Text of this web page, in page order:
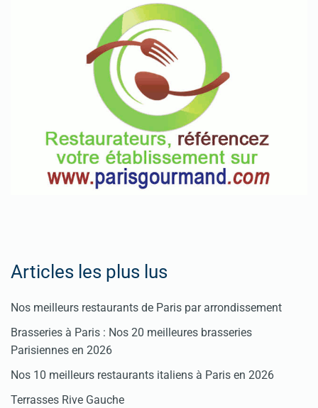
Articles les plus lus
Nos meilleurs restaurants de Paris par arrondissement
Brasseries à Paris : Nos 20 meilleures brasseries
Parisiennes en 2026
Nos 10 meilleurs restaurants italiens à Paris en 2026
Terrasses Rive Gauche